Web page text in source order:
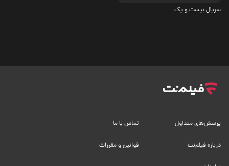
سریال بیست و یک
پرسش‌های متداول تماس با ما
درباره فیلم‌نت قوانین و مقررات